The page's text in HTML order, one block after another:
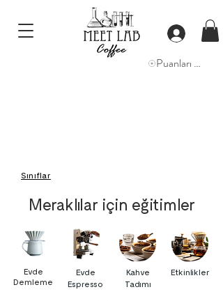
Puanları Görüntüle
Sınıflar
Meraklılar için eğitimler
Evde
Demleme
Evde
Espresso
Kahve
Tadımı
Etkinlikler